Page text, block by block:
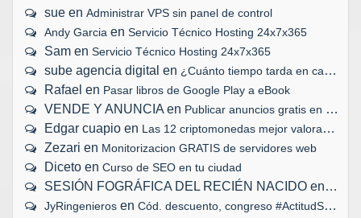
sue en Administrar VPS sin panel de control
Andy Garcia en Servicio Técnico Hosting 24x7x365
Sam en Servicio Técnico Hosting 24x7x365
sube agencia digital en ¿Cuánto tiempo tarda en cargar tu web?
Rafael en Pasar libros de Google Play a eBook
VENDE Y ANUNCIA en Publicar anuncios gratis en Internet
Edgar cuapio en Las 12 criptomonedas mejor valoradas
Zezari en Monitorizacion GRATIS de servidores web
Diceto en Curso de SEO en tu ciudad
SESIÓN FOGRÁFICA DEL RECIÉN NACIDO en
JyRingenieros en Cód. descuento, congreso #ActitudSocial